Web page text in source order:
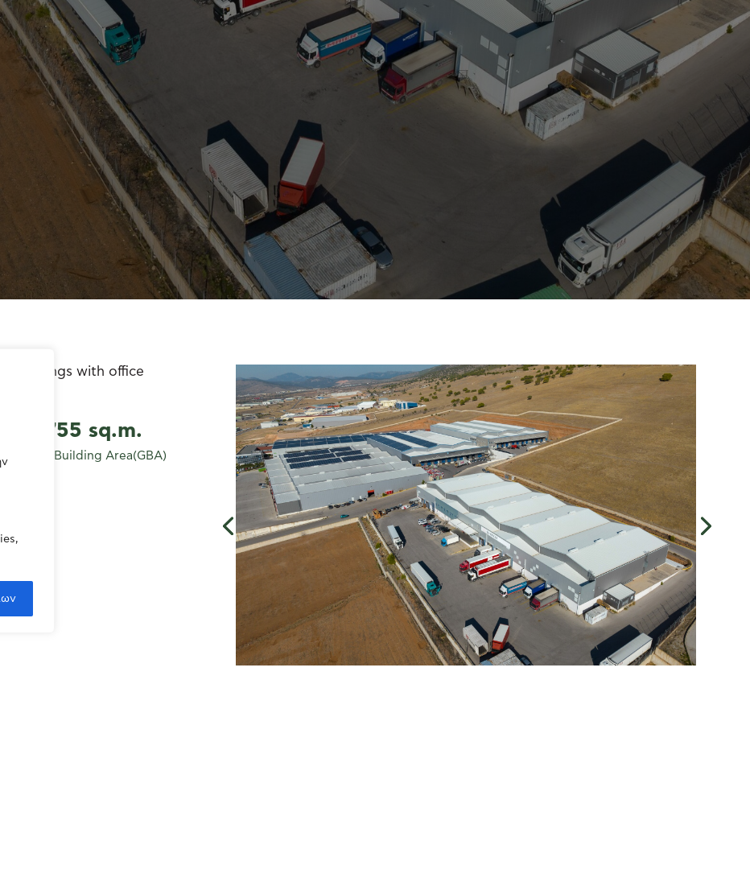
buildings with office
51,755 sq.m.
Gross Building Area(GBA)